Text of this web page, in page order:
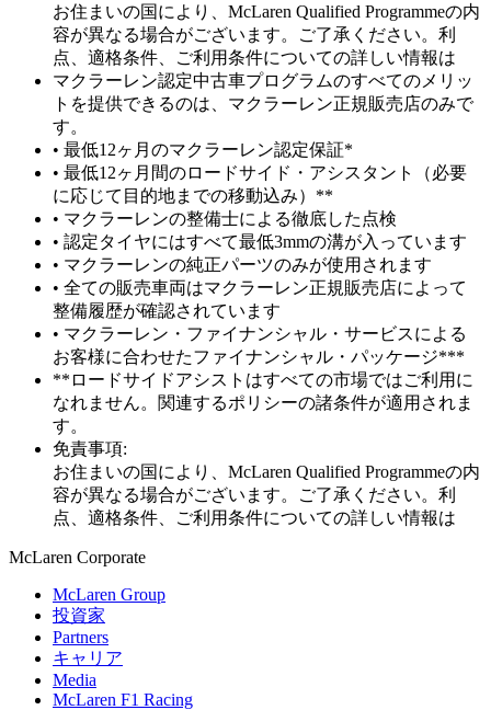
お住まいの国により、McLaren Qualified Programmeの内
容が異なる場合がございます。ご了承ください。利
点、適格条件、ご利用条件についての詳しい情報は
マクラーレン認定中古車プログラムのすべてのメリッ
トを提供できるのは、マクラーレン正規販売店のみで
す。
• 最低12ヶ月のマクラーレン認定保証*
• 最低12ヶ月間のロードサイド・アシスタント（必要
に応じて目的地までの移動込み）**
• マクラーレンの整備士による徹底した点検
• 認定タイヤにはすべて最低3mmの溝が入っています
• マクラーレンの純正パーツのみが使用されます
• 全ての販売車両はマクラーレン正規販売店によって
整備履歴が確認されています
• マクラーレン・ファイナンシャル・サービスによる
お客様に合わせたファイナンシャル・パッケージ***
**ロードサイドアシストはすべての市場ではご利用に
なれません。関連するポリシーの諸条件が適用されま
す。
免責事項:
お住まいの国により、McLaren Qualified Programmeの内
容が異なる場合がございます。ご了承ください。利
点、適格条件、ご利用条件についての詳しい情報は
McLaren Corporate
McLaren Group
投資家
Partners
キャリア
Media
McLaren F1 Racing